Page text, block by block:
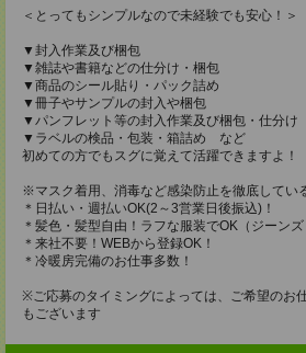
＜とってもシンプルなので未経験でも安心！＞
▼封入作業及び梱包
▼雑誌や書籍などの仕分け・梱包
▼商品のシール貼り・パック詰め
▼冊子やサンプルの封入や梱包
▼パンフレット等の封入作業及び梱包・仕分け
▼ラベルの検品・包装・箱詰め など
初めての方でもスグに覚えて活躍できますよ！
※マスク着用、消毒など感染防止を徹底してい
＊日払い・週払いOK(2～3営業日後振込)！
＊髪色・髪型自由！ラフな服装でOK（ジーン
＊来社不要！WEBから登録OK！
＊冷暖房完備のお仕事多数！
※ご応募のタイミングによっては、ご希望のお
もございます